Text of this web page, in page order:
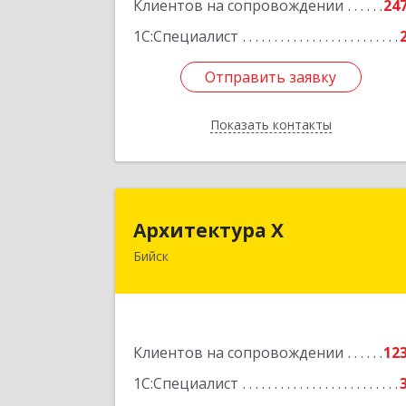
Клиентов на сопровождении
1С:Специалист
Отправить заявку
Показать контакты
Отправить заявку
Назад
Архитектура Х
Бийск
Клиентов на сопровождении
1С:Специалист